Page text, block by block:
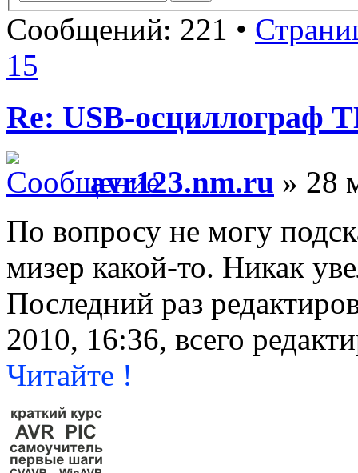
Сообщений: 221 •
15
Re: USB-осциллограф
avr123.nm.ru » 28
По вопросу не могу
мизер какой-то. Никак
Последний раз
2010, 16:36, всего
Читайте !